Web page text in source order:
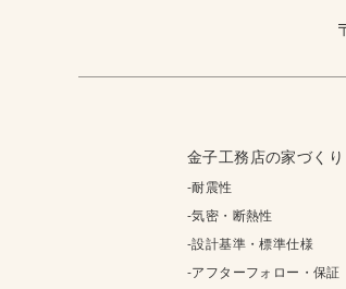
金子工務店の家づくり
-耐震性
-気密・断熱性
-設計基準・標準仕様
-アフターフォロー・保証